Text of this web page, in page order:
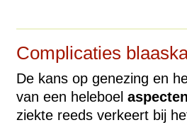
Complicaties
De kans op genezing en
van een heleboel
ziekte reeds verkeert bij